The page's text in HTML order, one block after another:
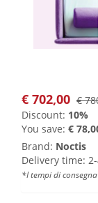
€ 702,00 €
Discount: 10%
You save: €
Brand: Noctis
Delivery time:
*I tempi di